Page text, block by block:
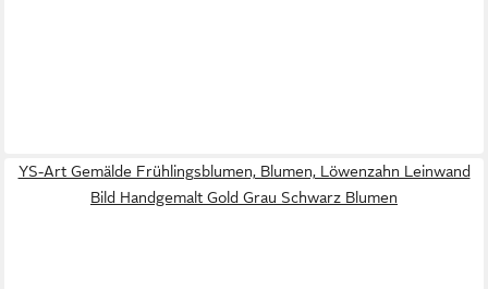
YS-Art Gemälde Frühlingsblumen, Blumen, Löwenzahn Leinwand
Bild Handgemalt Gold Grau Schwarz Blumen